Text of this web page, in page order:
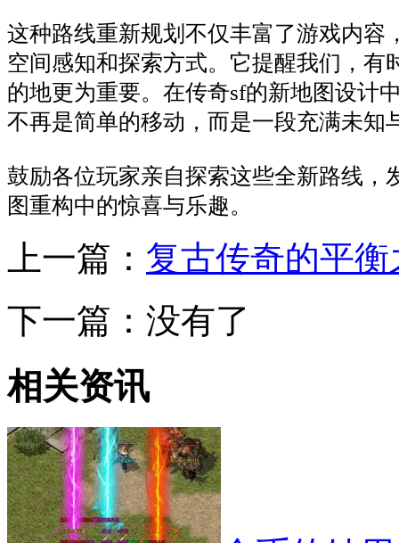
这种路线重新规划不仅丰富了游戏内容
空间感知和探索方式。它提醒我们，有
的地更为重要。在传奇sf的新地图设计
不再是简单的移动，而是一段充满未知
鼓励各位玩家亲自探索这些全新路线，
图重构中的惊喜与乐趣。
上一篇： 复古传奇的平
下一篇：没有了
相关资讯